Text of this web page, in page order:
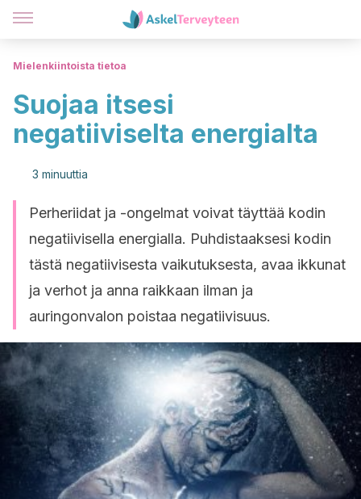
Mielenkiintoista tietoa
Suojaa itsesi
negatiiviselta energialta
3 minuuttia
Perheriidat ja -ongelmat voivat täyttää kodin
negatiivisella energialla. Puhdistaaksesi kodin
tästä negatiivisesta vaikutuksesta, avaa ikkunat
ja verhot ja anna raikkaan ilman ja
auringonvalon poistaa negatiivisuus.